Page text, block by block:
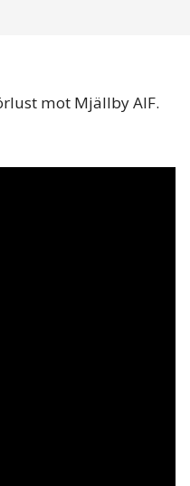
mot Mjällby AIF.